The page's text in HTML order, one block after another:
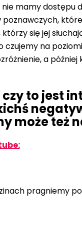
mamy dostępu
się jej
czujemy na
a później
to jest
może też
pragniemy